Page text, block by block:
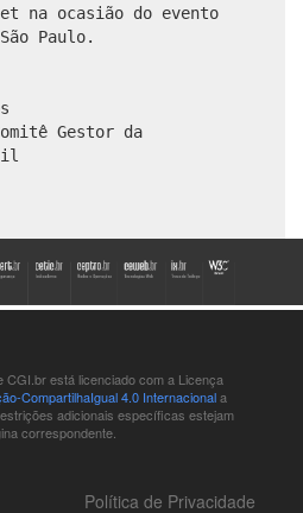
na ocasião do evento
São Paulo.
Gestor da
CGI.br está licenciado com a Licença
CompartilhaIgual 4.0 Internacionala
adicionais específicas estejam
correspondente.
Política de Privacidade